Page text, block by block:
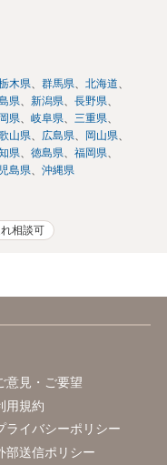
木県 群馬県
北海道
県 新潟県
長野県
県 岐阜県
三重県
山県 広島県
岡山県
県 徳島県
福岡県
島県 沖縄県
相談可
意見・ご要望
用規約
ライバシーポリシー
部送信ポリシー